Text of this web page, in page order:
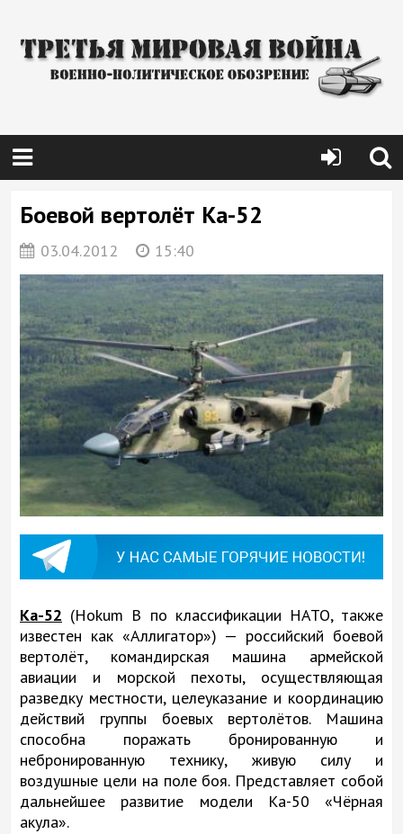
Боевой вертолёт Ка-52
03.04.2012 15:40
Ка-52 (Hokum B по классификации НАТО, также
известен как «Аллигатор») — российский боевой
вертолёт, командирская машина армейской
авиации и морской пехоты, осуществляющая
разведку местности, целеуказание и координацию
действий группы боевых вертолётов. Машина
способна поражать бронированную и
небронированную технику, живую силу и
воздушные цели на поле боя. Представляет собой
дальнейшее развитие модели Ка-50 «Чёрная
акула».